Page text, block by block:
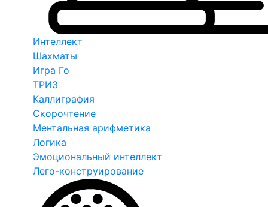
Интеллект
Шахматы
Игра Го
ТРИЗ
Каллиграфия
Скорочтение
Ментальная арифметика
Логика
Эмоциональный интеллект
Лего-конструирование